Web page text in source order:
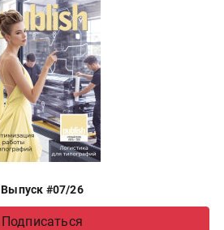
Выпуск #07/26
Подписаться